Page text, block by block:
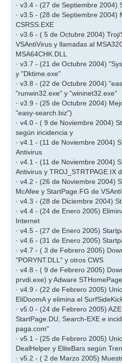
· v3.4 - (27 de Septiembre 2004)
· v3.5 - (28 de Septiembre 2004)
CSRSS.EXE
· v3.6 - ( 5 de Octubre 2004)
VSAntiVirus y llamadas al
MSA64CHK.DLL
· v3.7 - (21 de Octubre 2004)
y "Dktime.exe"
· v3.8 - (22 de Octubre 2004)
"runwin32.exe" y "wininet32.exe"
· v3.9 - (25 de Octubre 2004)
"easy-search.biz")
· v4.0 - ( 9 de Noviembre 2004)
según incidencia y
· v4.1 - (11 de Noviembre 2004)
Antivirus
· v4.1 - (11 de Noviembre 2004)
Antivirus y TROJ_STRTPAGE.IX
· v4.2 - (26 de Noviembre 2004)
McAfee y StartPage.FG de
· v4.3 - (28 de Diciembre 2004)
· v4.4 - (24 de Enero 2005)
Internet
· v4.5 - (27 de Enero 2005)
· v4.6 - (31 de Enero 2005)
· v4.7 - ( 3 de Febrero 2005)
"PORYNT.DLL" y otros CWS
· v4.8 - ( 9 de Febrero 2005)
prvdi.exe) y Adware
· v4.9 - (22 de Febrero 2005)
EliDoomA y elimina el
· v5.0 - (24 de Febrero 2005)
StartPage.DU, Search-EXE e
paga.com"
· v5.1 - (25 de Febrero 2005)
DealHelper y EliteBars según
· v5.2 - ( 2 de Marzo 2005)